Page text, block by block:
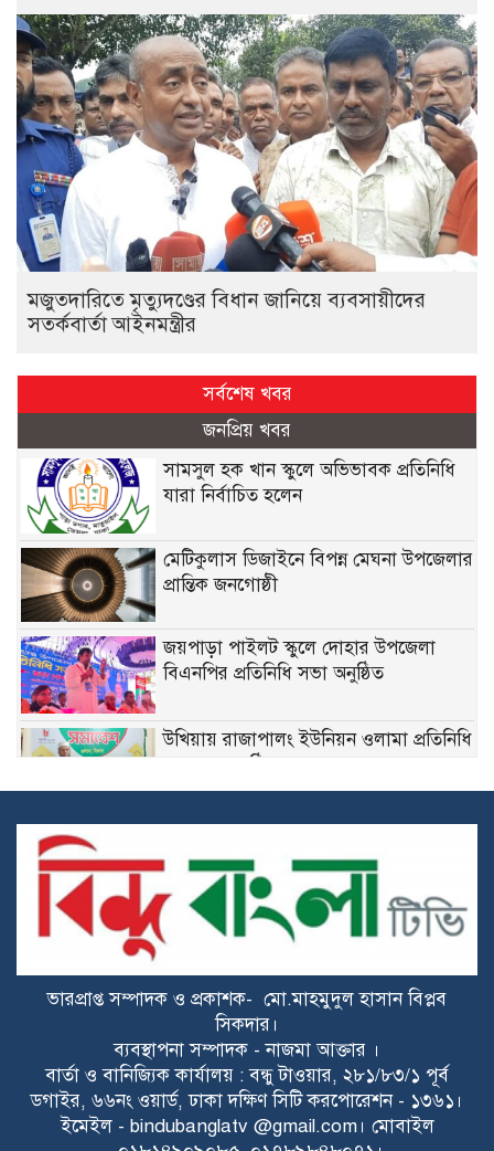
মজুতদারিতে মৃত্যুদণ্ডের বিধান জানিয়ে ব্যবসায়ীদের
সতর্কবার্তা আইনমন্ত্রীর
সর্বশেষ খবর
জনপ্রিয় খবর
সামসুল হক খান স্কুলে অভিভাবক প্রতিনিধি
যারা নির্বাচিত হলেন
মেটিকুলাস ডিজাইনে বিপন্ন মেঘনা উপজেলার
প্রান্তিক জনগোষ্ঠী
জয়পাড়া পাইলট স্কুলে দোহার উপজেলা
বিএনপির প্রতিনিধি সভা অনুষ্ঠিত
উখিয়ায় রাজাপালং ইউনিয়ন ওলামা প্রতিনিধি
কোন্দলে জর্জরিত নোবিপ্রবি ছাত্রদল, এবার
বহিষ্কার দুই নেতা
পাঁচবিবিতে মেয়র প্রার্থী জাহিদুর রহমান
অশ্রুর গণসংযোগ
বাকেরগঞ্জে নিষিদ্ধ জালের বিরুদ্ধে অভিযান,
দুই ব্যবসায়ীকে ১ লাখ টাকা জরিমানা
রাজশাহীতে পৃথক মাদকবিরোধী অভিযানে
নারীসহ ১৩ জন গ্রেপ্তার
ভারপ্রাপ্ত সম্পাদক ও প্রকাশক- মো.মাহমুদুল হাসান বিপ্লব
সিকদার।
ব্যবস্থাপনা সম্পাদক - নাজমা আক্তার ।
বার্তা ও বানিজ্যিক কার্যালয় : বন্ধু টাওয়ার, ২৮১/৮৩/১ পূর্ব
ডগাইর, ৬৬নং ওয়ার্ড, ঢাকা দক্ষিণ সিটি করপোরেশন - ১৩৬১।
ইমেইল - bindubanglatv @gmail.com। মোবাইল